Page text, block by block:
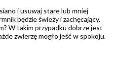
i usuwaj stare lub mniej
będzie świeży i zachęcający.
W takim przypadku dobrze jest
zwierzę mogło jeść w spokoju.